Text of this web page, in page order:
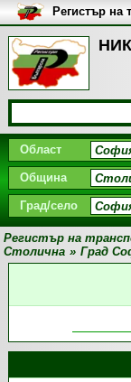
Регистър на
България
Област
Община
Град/село
Регистър на
Столична » Град